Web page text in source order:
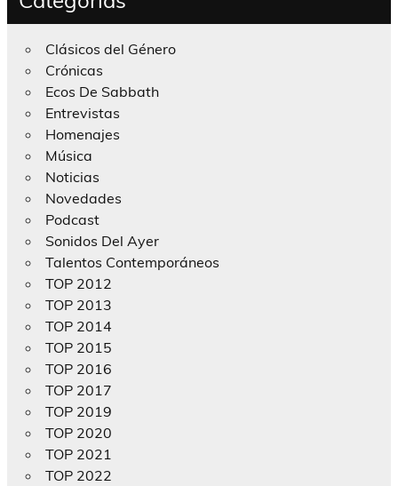
Clásicos del Género
Crónicas
Ecos De Sabbath
Entrevistas
Homenajes
Música
Noticias
Novedades
Podcast
Sonidos Del Ayer
Talentos Contemporáneos
TOP 2012
TOP 2013
TOP 2014
TOP 2015
TOP 2016
TOP 2017
TOP 2019
TOP 2020
TOP 2021
TOP 2022